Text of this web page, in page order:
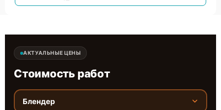
АКТУАЛЬНЫЕ ЦЕНЫ
Стоимость работ
Блендер